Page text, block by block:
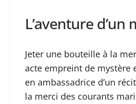
L’aventure d’un
Jeter une bouteille à la
acte empreint de mystère
en ambassadrice d’un
la merci des courants